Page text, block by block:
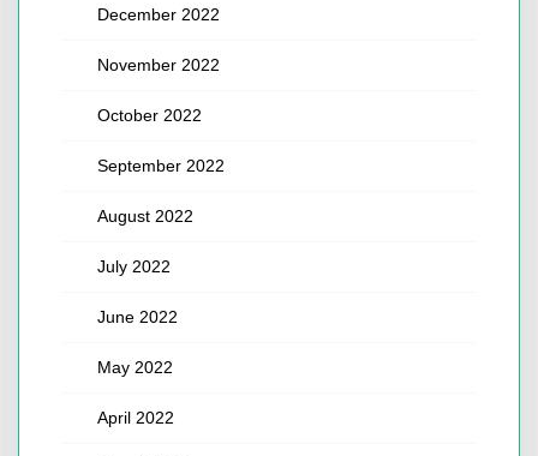
December 2022
November 2022
October 2022
September 2022
August 2022
July 2022
June 2022
May 2022
April 2022